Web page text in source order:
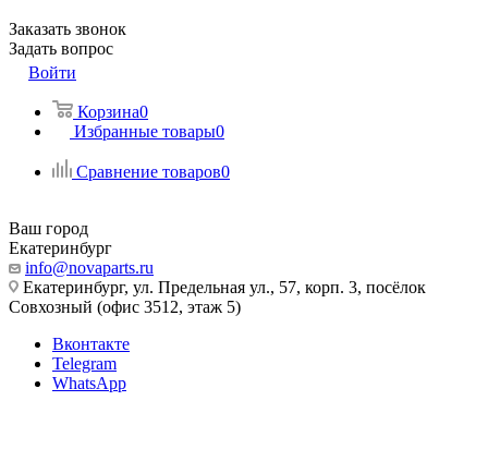
Заказать звонок
Задать вопрос
Войти
Корзина0
Избранные товары0
Сравнение товаров0
Ваш город
Екатеринбург
info@novaparts.ru
Екатеринбург, ул. Предельная ул., 57, корп. 3, посёлок
Совхозный (офис 3512, этаж 5)
Вконтакте
Telegram
WhatsApp